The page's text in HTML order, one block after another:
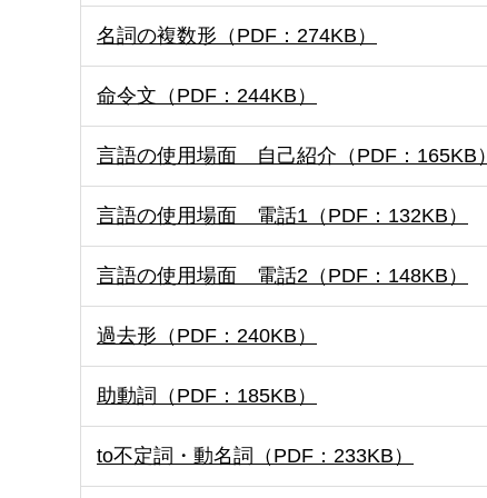
名詞の複数形（PDF：274KB）
命令文（PDF：244KB）
言語の使用場面 自己紹介（PDF：165KB）
言語の使用場面 電話1（PDF：132KB）
言語の使用場面 電話2（PDF：148KB）
過去形（PDF：240KB）
助動詞（PDF：185KB）
to不定詞・動名詞（PDF：233KB）